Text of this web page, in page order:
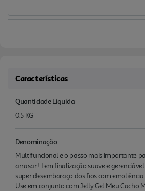
Características
Quantidade Liquida
0.5 KG
Denominação
Multifuncional e o passo mais importante
arrasar! Tem finalização suave e
super desembaraço dos fios com
Use em conjunto com Jelly Gel Meu Cacho